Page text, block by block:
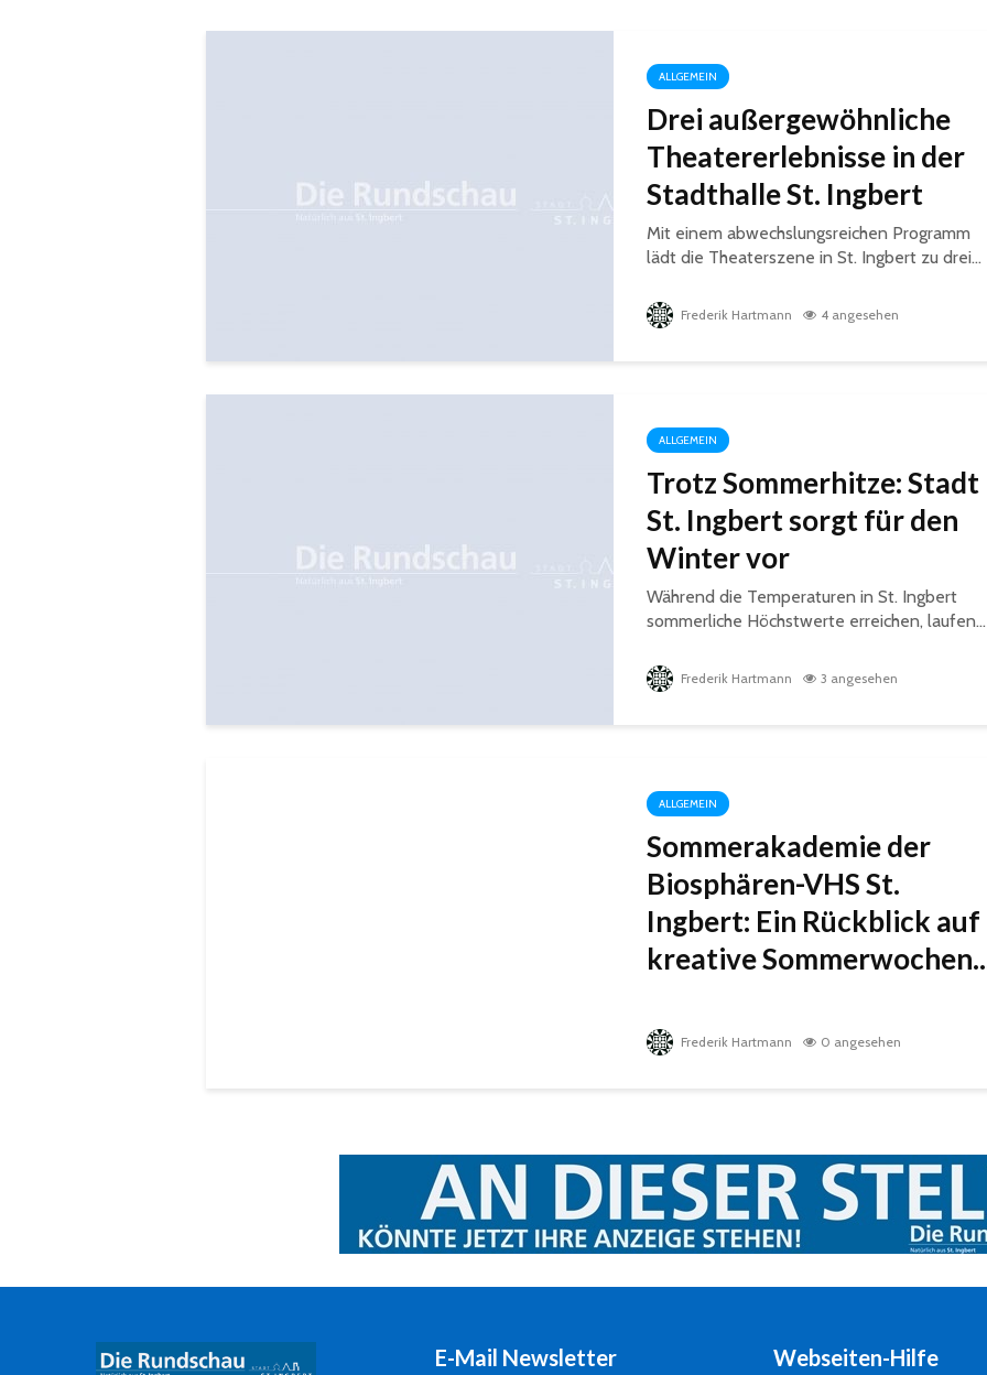
ALLGEMEIN
Drei außergewöhnliche
Theatererlebnisse in der
Stadthalle St. Ingbert
Mit einem abwechslungsreichen Programm
lädt die Theaterszene in St. Ingbert zu drei...
Frederik Hartmann 4 angesehen
ALLGEMEIN
Trotz Sommerhitze: Stadt
St. Ingbert sorgt für den
Winter vor
Während die Temperaturen in St. Ingbert
sommerliche Höchstwerte erreichen, laufen...
Frederik Hartmann 3 angesehen
ALLGEMEIN
Sommerakademie der
Biosphären-VHS St.
Ingbert: Ein Rückblick auf
kreative
Frederik Hartmann 0 angesehen
E-Mail Newsletter Webseiten-Hilfe